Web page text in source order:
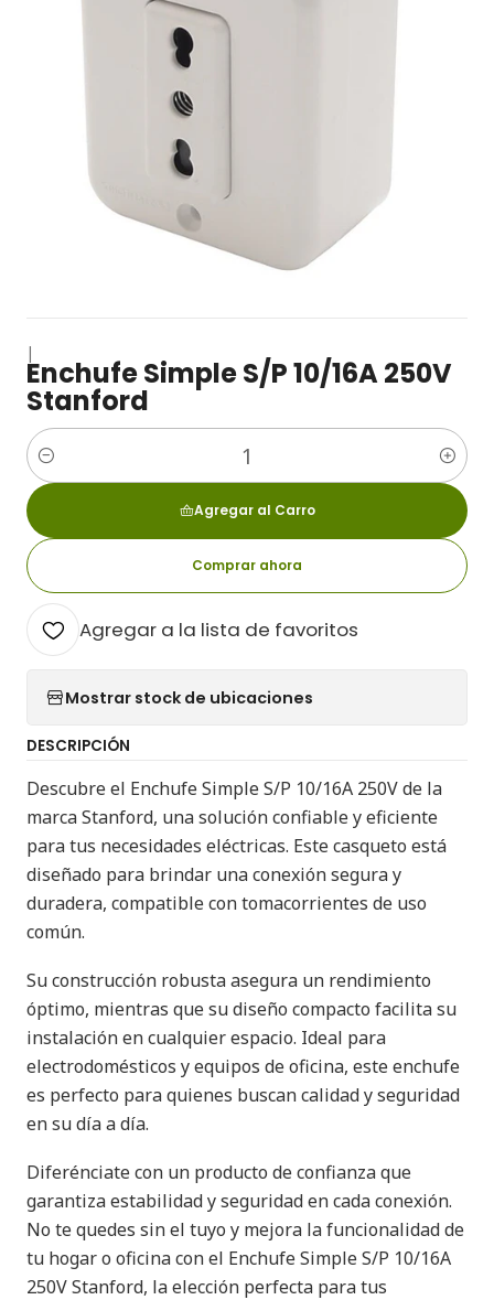
|
Enchufe Simple S/P 10/16A 250V
Stanford
Cantidad
Agregar al Carro
Comprar ahora
Agregar a la lista de favoritos
Mostrar stock de ubicaciones
DESCRIPCIÓN
Descubre el Enchufe Simple S/P 10/16A 250V de la
marca Stanford, una solución confiable y eficiente
para tus necesidades eléctricas. Este casqueto está
diseñado para brindar una conexión segura y
duradera, compatible con tomacorrientes de uso
común.
Su construcción robusta asegura un rendimiento
óptimo, mientras que su diseño compacto facilita su
instalación en cualquier espacio. Ideal para
electrodomésticos y equipos de oficina, este enchufe
es perfecto para quienes buscan calidad y seguridad
en su día a día.
Diferénciate con un producto de confianza que
garantiza estabilidad y seguridad en cada conexión.
No te quedes sin el tuyo y mejora la funcionalidad de
tu hogar o oficina con el Enchufe Simple S/P 10/16A
250V Stanford, la elección perfecta para tus